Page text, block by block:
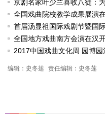
京剧名家叶少兰喜收八徒：
任
全国戏曲院校教学成果展演
戏《槐花谣》倾情..
首届汤显祖国际戏剧节暨国
动
全国地方戏曲南方会演在汉
2017中国戏曲文化周 园博
编辑：史冬莲 责任编辑：史冬莲